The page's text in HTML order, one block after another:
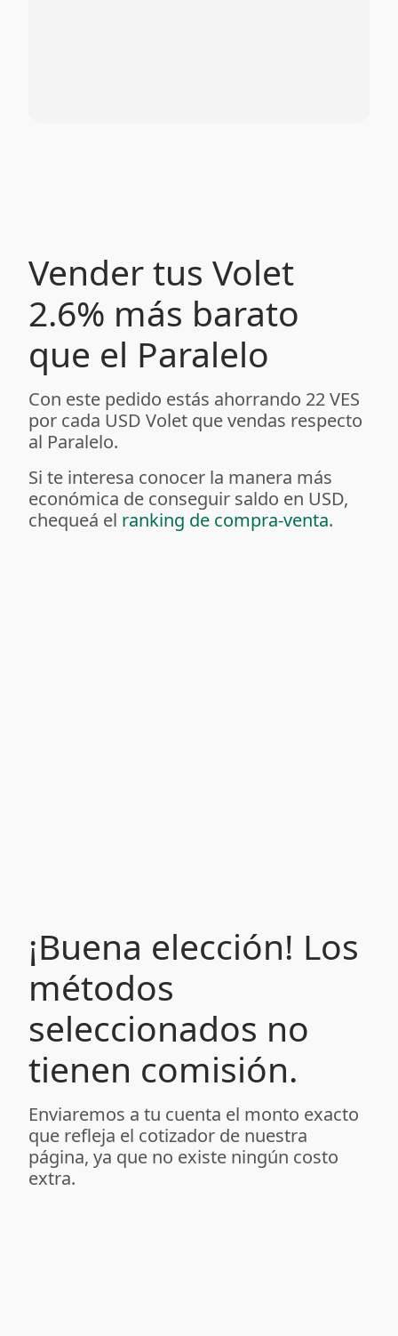
Vender tus Volet
2.6% más barato
que el Paralelo
Con este pedido estás ahorrando 22 VES
por cada USD Volet que vendas respecto
al Paralelo.
Si te interesa conocer la manera más
económica de conseguir saldo en USD,
chequeá el ranking de compra-venta.
¡Buena elección! Los
métodos
seleccionados no
tienen comisión.
Enviaremos a tu cuenta el monto exacto
que refleja el cotizador de nuestra
página, ya que no existe ningún costo
extra.